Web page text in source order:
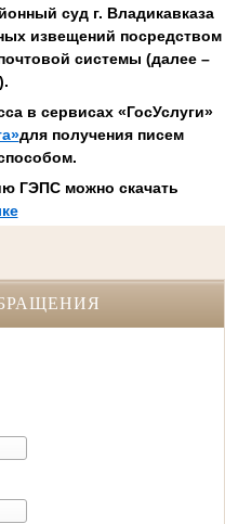
суд г. Владикавказа
извещений посредством
системы (далее –
в сервисах «ГосУслуги»
для получения писем
ГЭПС можно скачать